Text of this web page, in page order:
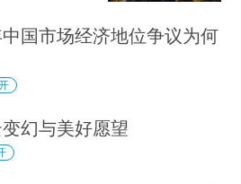
国市场经济地位争议为何
幻与美好愿望